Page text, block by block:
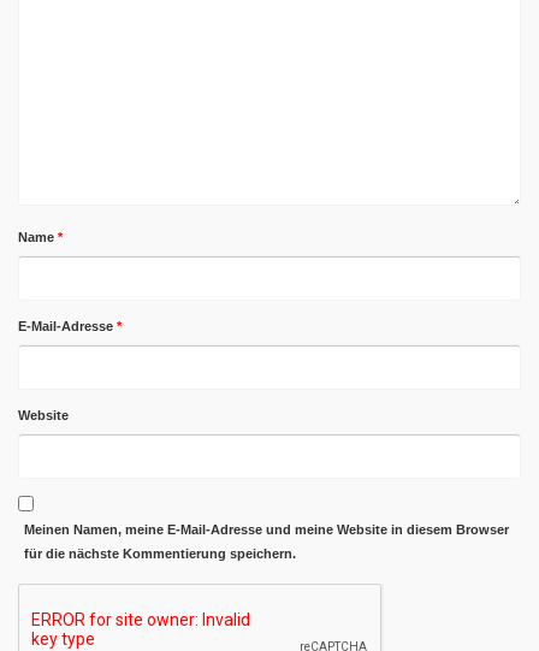
Name *
E-Mail-Adresse *
Website
Meinen Namen, meine E-Mail-Adresse und meine Website in diesem Browser
für die nächste Kommentierung speichern.